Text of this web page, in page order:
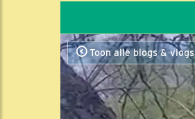
Toon alle blogs & vlogs